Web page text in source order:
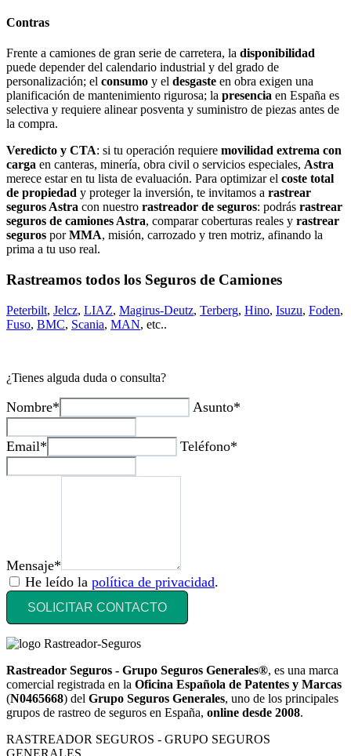
Contras
Frente a camiones de gran serie de carretera, la disponibilidad
puede depender del calendario industrial y del grado de
personalización; el consumo y el desgaste en obra exigen una
planificación de mantenimiento rigurosa; la presencia en España es
selectiva y requiere alinear posventa y suministro de piezas antes de
la compra.
Veredicto y CTA: si tu operación requiere movilidad extrema con
carga en canteras, minería, obra civil o servicios especiales, Astra
merece estar en tu lista de evaluación. Para optimizar el coste total
de propiedad y proteger la inversión, te invitamos a rastrear
seguros Astra con nuestro rastreador de seguros: podrás rastrear
seguros de camiones Astra, comparar coberturas reales y rastrear
seguros porMMA, misión, carrozado y tren motriz, afinando la
prima a tu uso real.
Rastreamos todos los Seguros de Camiones
Peterbilt, Jelcz, LIAZ, Magirus-Deutz, Terberg, Hino, Isuzu, Foden,
Fuso, BMC, Scania, MAN, etc..
¿Tienes alguda duda o consulta?
Nombre* Asunto*
Email* Teléfono*
Mensaje*
He leído la política de privacidad.
SOLICITAR CONTACTO
Rastreador Seguros - Grupo Seguros Generales®, es una marca
comercial registrada en la Oficina Española de Patentes y Marcas
(N0465668) del Grupo Seguros Generales, uno de los principales
grupos de rastreo de seguros en España, online desde 2008.
RASTREADOR SEGUROS - GRUPO SEGUROS
GENERALES